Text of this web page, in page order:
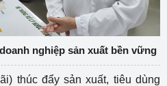
nghiệp sản xuất bền vững
thúc đẩy sản xuất, tiêu dùng